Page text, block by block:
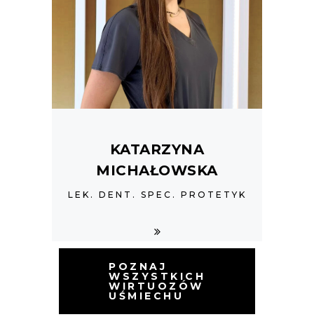
KATARZYNA
MICHAŁOWSKA
LEK. DENT. SPEC. PROTETYK
POZNAJ
WSZYSTKICH
WIRTUOZÓW
UŚMIECHU